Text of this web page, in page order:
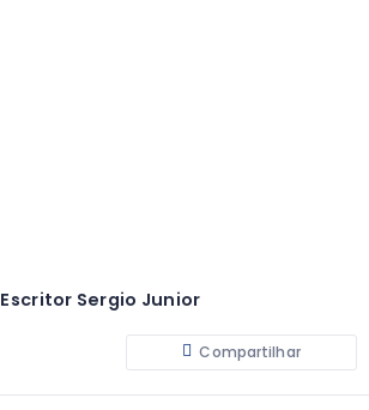
Escritor Sergio Junior
Compartilhar